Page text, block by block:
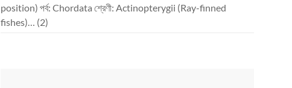
position) পর্ব: Chordata শ্রেণী: Actinopterygii (Ray-finned
fishes)… (2)